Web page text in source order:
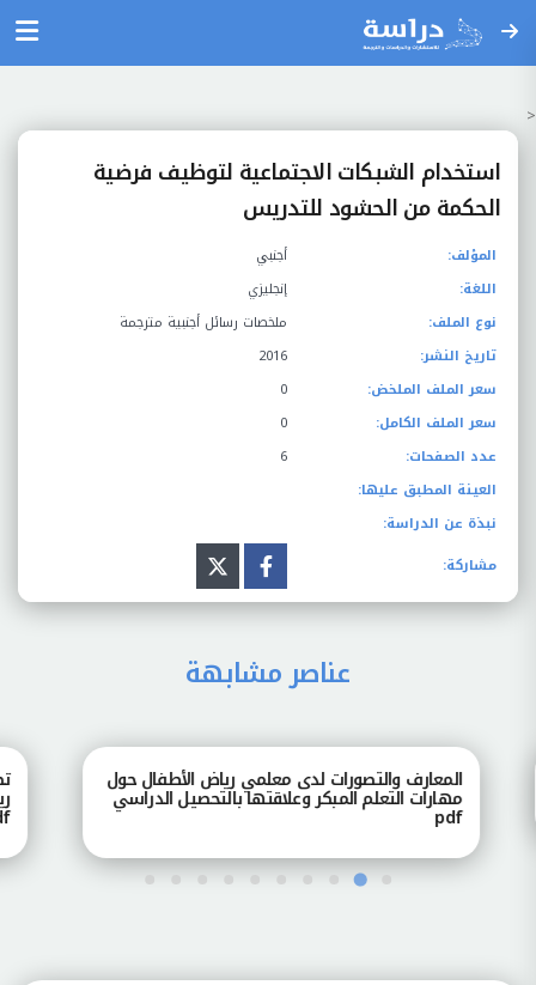
<
استخدام الشبكات الاجتماعية لتوظيف فرضية
الحكمة من الحشود للتدريس
المؤلف:
أجنبي
اللغة:
إنجليزي
نوع الملف:
ملخصات رسائل أجنبية مترجمة
تاريخ النشر:
2016
سعر الملف الملخض:
0
سعر الملف الكامل:
0
عدد الصفحات:
6
العينة المطبق عليها:
نبذة عن الدراسة:
مشاركة:
عناصر مشابهة
المعارف والتصورات لدى معلمي رياض الأطفال حول
مهارات التعلم المبكر وعلاقتها بالتحصيل الدراسي
pdf
pdf